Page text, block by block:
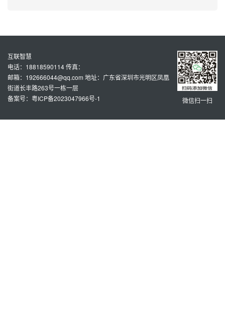
微信扫一扫
互联智慧
电话：18818590114 传真：
邮箱：192666044@qq.com 地址：广东省深圳市光明区凤凰
街道长丰路263号一栋一层
备案号：粤ICP备2023047966号-1